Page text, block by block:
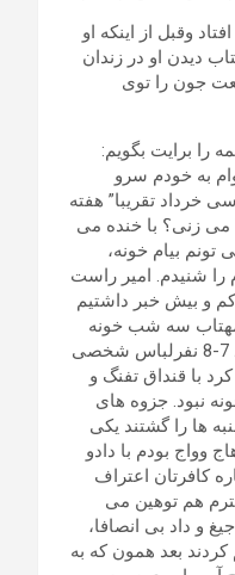
وقبل از اینکه او
دیدن او در زندان
جون را توی
برایت بگویم:
خوام به خودم سرو
خرداد تقریبا” هفته
می زنی؟ با خنده می
بیام خونه،
شنیدم. امیر راست
و بیش خبر داشتیم
عجیب و غریب بود امیر که ظاهرا” دیگه هیچ فعالیتی نداشت چرا مخفی شده بود. اواخر مهر 60 مهتاب سه شب خونه
نیامد محسن همه جا را گشت و به همه جا سر کشید و زنگ زد. شب چهارم در زدن وقتی محسن در را باز کرد 7-8 نفرلباس شخصی
با قنداق تفنگ و
خونه نبود. جزوه های
ها را گشتند یکی
بودم با دادو
کافرتان اعتراف
هم توهین می
و داد بی انصافا،
کردند بعد همون که به